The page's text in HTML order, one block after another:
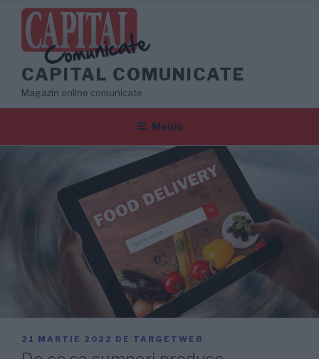
conținut
CAPITAL COMUNICATE
Magazin online comunicate
Meniu
PUBLICAT
PE
21 MARTIE 2022 DE TARGETWEB